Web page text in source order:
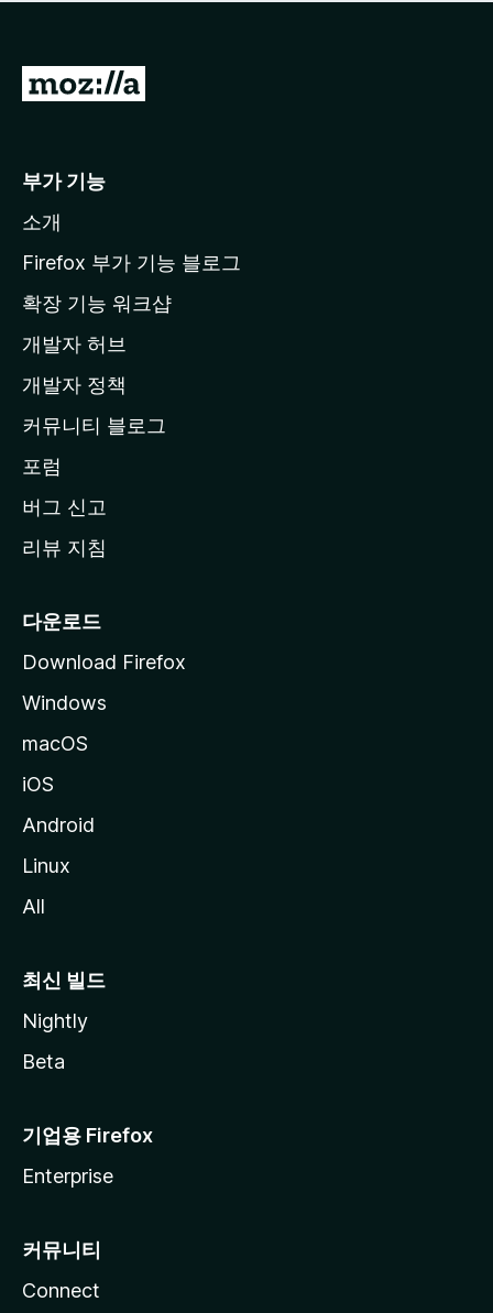
점
습
니
M
l
a
페
이
지
이
동
부가 기능
소개
Firefox 부가 기능 블로그
확장 기능 워크샵
개발자 허브
개발자 정책
커뮤니티 블로그
포럼
버그 신고
리뷰 지침
다운로드
Download Firefox
Windows
macOS
iOS
Android
Linux
All
최신 빌드
Nightly
Beta
기업용 Firefox
Enterprise
커뮤니티
Connect